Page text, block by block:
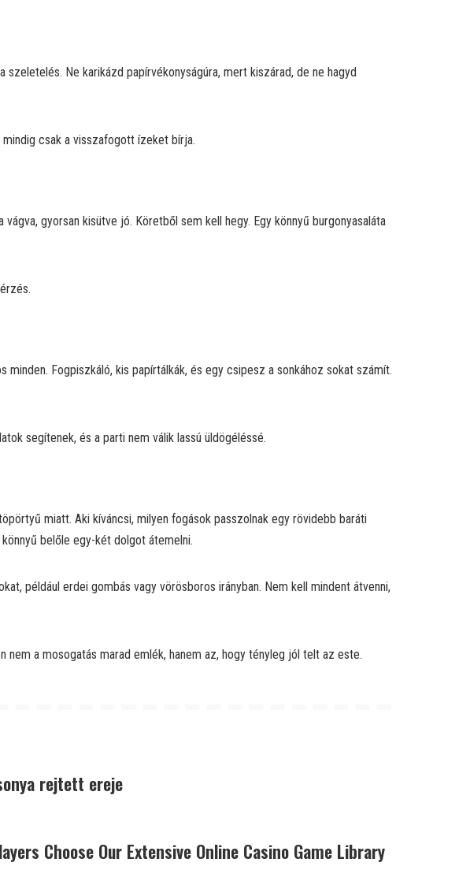
Ne karikázd papírvékonyságúra, mert kiszárad, de ne hagyd
csak a visszafogott ízeket bírja.
gyorsan kisütve jó. Köretből sem kell hegy. Egy könnyű burgonyasaláta
Fogpiszkáló, kis papírtálkák, és egy csipesz a sonkához sokat számít.
segítenek, és a parti nem válik lassú üldögéléssé.
miatt. Aki kíváncsi, milyen fogások passzolnak egy rövidebb baráti
belőle egy-két dolgot átemelni.
például erdei gombás vagy vörösboros irányban. Nem kell mindent átvenni,
nem a mosogatás marad emlék, hanem az, hogy tényleg jól telt az este.
rejtett ereje
Choose Our Extensive Online Casino Game Library